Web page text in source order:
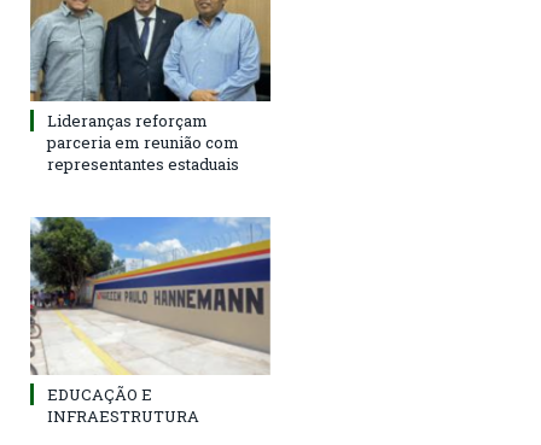
Lideranças reforçam
parceria em reunião com
representantes estaduais
EDUCAÇÃO E
INFRAESTRUTURA